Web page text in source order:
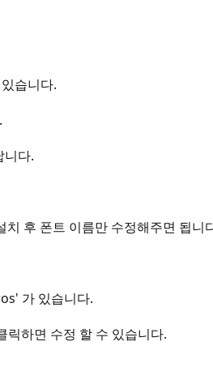
습니다.
니다.
후 폰트 이름만 수정해주면 됩니
가 있습니다.
하면 수정 할 수 있습니다.